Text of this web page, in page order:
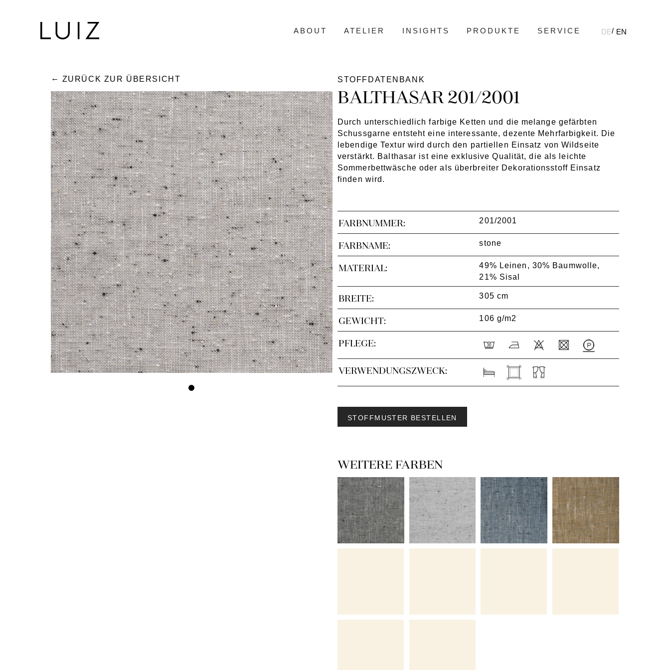
ABOUT ATELIER INSIGHTS PRODUKTE SERVICE DE EN
ZURÜCK ZUR ÜBERSICHT STOFFDATENBANK
BALTHASAR 201/2001
Durch unterschiedlich farbige Ketten und die melange gefärbten
Schussgarne entsteht eine interessante, dezente Mehrfarbigkeit. Die
lebendige Textur wird durch den partiellen Einsatz von Wildseite
verstärkt. Balthasar ist eine exklusive Qualität, die als leichte
Sommerbettwäsche oder als überbreiter Dekorationsstoff Einsatz
finden wird.
FARBNUMMER: 201/2001
FARBNAME: stone
MATERIAL:
49% Leinen, 30% Baumwolle,
21% Sisal
BREITE: 305 cm
GEWICHT: 106 g/m2
PFLEGE:
VERWENDUNGSZWECK:
STOFFMUSTER BESTELLEN
WEITERE FARBEN